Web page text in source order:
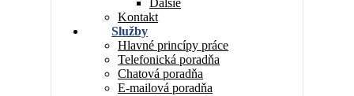
Ďalšie
Kontakt
Služby
Hlavné princípy práce
Telefonická poradňa
Chatová poradňa
E-mailová poradňa